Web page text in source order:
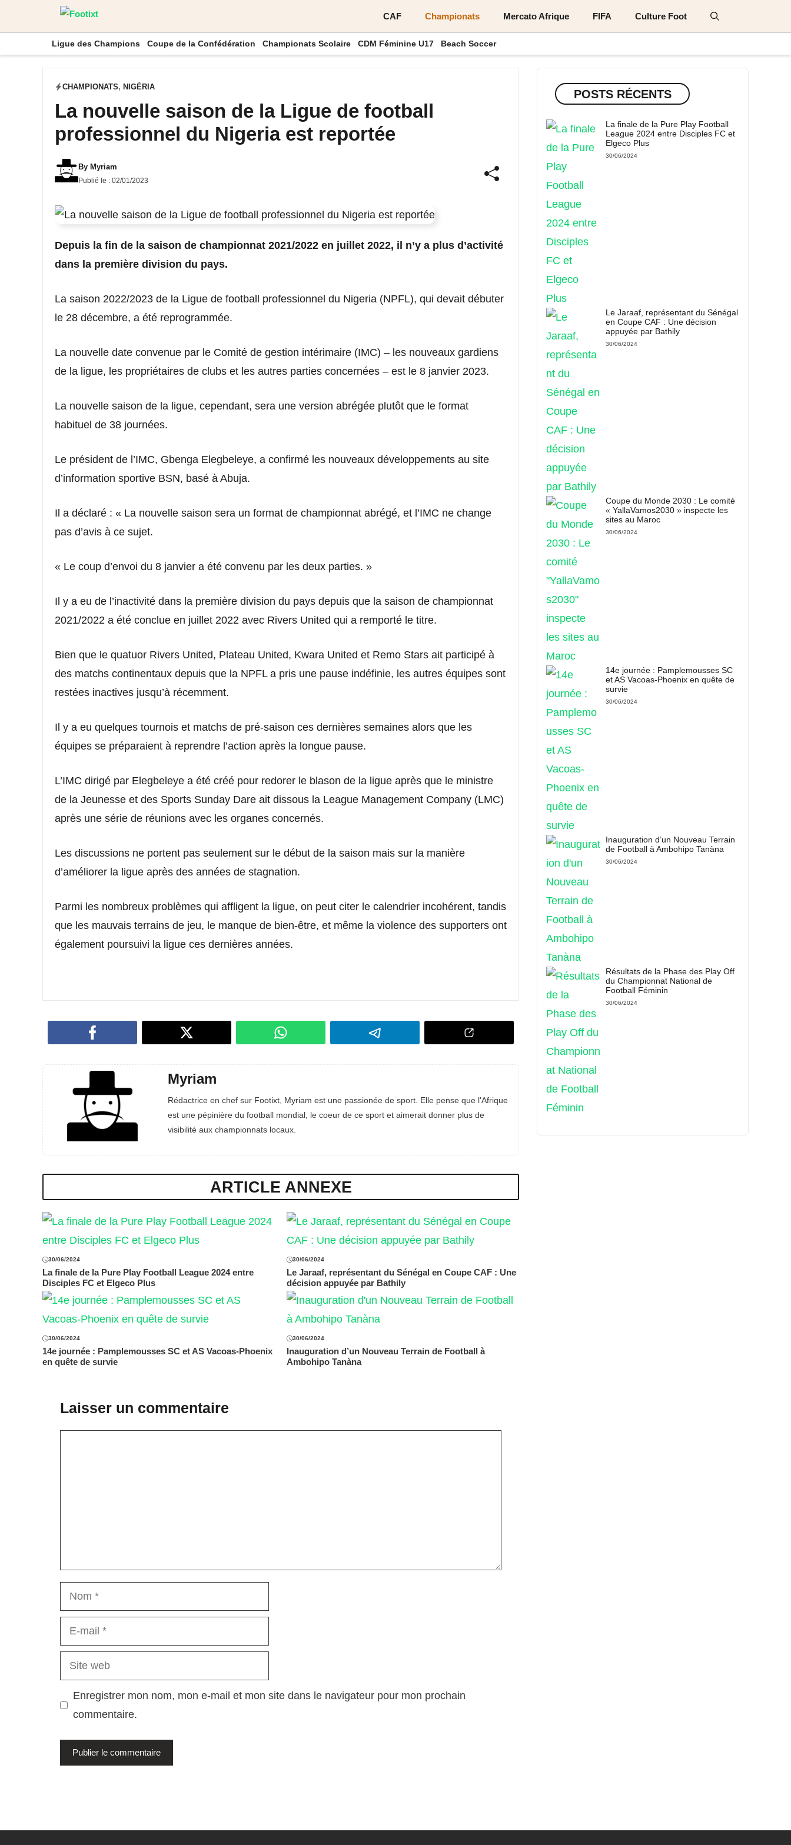
CAF Championats Mercato Afrique FIFA Culture Foot
Ligue des Champions Coupe de la Confédération Championats Scolaire CDM Féminine U17 Beach Soccer
CHAMPIONATS, NIGÉRIA
La nouvelle saison de la Ligue de football
professionnel du Nigeria est reportée
By Myriam
Publié le : 02/01/2023
Depuis la fin de la saison de championnat 2021/2022 en juillet 2022, il n’y a plus d’activité
dans la première division du pays.
La saison 2022/2023 de la Ligue de football professionnel du Nigeria (NPFL), qui devait débuter
le 28 décembre, a été reprogrammée.
La nouvelle date convenue par le Comité de gestion intérimaire (IMC) – les nouveaux gardiens
de la ligue, les propriétaires de clubs et les autres parties concernées – est le 8 janvier 2023.
La nouvelle saison de la ligue, cependant, sera une version abrégée plutôt que le format
habituel de 38 journées.
Le président de l’IMC, Gbenga Elegbeleye, a confirmé les nouveaux développements au site
d’information sportive BSN, basé à Abuja.
Il a déclaré : « La nouvelle saison sera un format de championnat abrégé, et l’IMC ne change
pas d’avis à ce sujet.
« Le coup d’envoi du 8 janvier a été convenu par les deux parties. »
Il y a eu de l’inactivité dans la première division du pays depuis que la saison de championnat
2021/2022 a été conclue en juillet 2022 avec Rivers United qui a remporté le titre.
Bien que le quatuor Rivers United, Plateau United, Kwara United et Remo Stars ait participé à
des matchs continentaux depuis que la NPFL a pris une pause indéfinie, les autres équipes sont
restées inactives jusqu’à récemment.
Il y a eu quelques tournois et matchs de pré-saison ces dernières semaines alors que les
équipes se préparaient à reprendre l’action après la longue pause.
L’IMC dirigé par Elegbeleye a été créé pour redorer le blason de la ligue après que le ministre
de la Jeunesse et des Sports Sunday Dare ait dissous la League Management Company (LMC)
après une série de réunions avec les organes concernés.
Les discussions ne portent pas seulement sur le début de la saison mais sur la manière
d’améliorer la ligue après des années de stagnation.
Parmi les nombreux problèmes qui affligent la ligue, on peut citer le calendrier incohérent, tandis
que les mauvais terrains de jeu, le manque de bien-être, et même la violence des supporters ont
également poursuivi la ligue ces dernières années.
Myriam
Rédactrice en chef sur Footixt, Myriam est une passionée de sport. Elle pense que l'Afrique
est une pépinière du football mondial, le coeur de ce sport et aimerait donner plus de
visibilité aux championnats locaux.
ARTICLE ANNEXE
30/06/2024
La finale de la Pure Play Football League 2024 entre
Disciples FC et Elgeco Plus
30/06/2024
Le Jaraaf, représentant du Sénégal en Coupe CAF : Une
décision appuyée par Bathily
30/06/2024
14e journée : Pamplemousses SC et AS Vacoas-Phoenix
en quête de survie
30/06/2024
Inauguration d’un Nouveau Terrain de Football à
Ambohipo Tanàna
Laisser un commentaire
Nom
mail
Site
web
Enregistrer mon nom, mon e-mail et mon site dans le navigateur pour mon prochain
commentaire.
POSTS RÉCENTS
La finale de la Pure Play Football
League 2024 entre Disciples FC et
Elgeco Plus
30/06/2024
Le Jaraaf, représentant du Sénégal
en Coupe CAF : Une décision
appuyée par Bathily
30/06/2024
Coupe du Monde 2030 : Le comité
« YallaVamos2030 » inspecte les
sites au Maroc
30/06/2024
14e journée : Pamplemousses SC
et AS Vacoas-Phoenix en quête de
survie
30/06/2024
Inauguration d’un Nouveau Terrain
de Football à Ambohipo Tanàna
30/06/2024
Résultats de la Phase des Play Off
du Championnat National de
Football Féminin
30/06/2024